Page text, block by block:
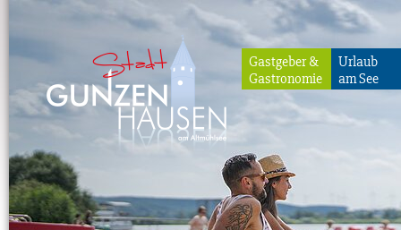
Gunzenhausen
Gastgeber &
Gastronomie
Urlaub
am See